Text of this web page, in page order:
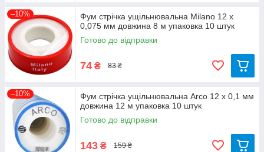
–10%
Фум стрічка ущільнювальна Milano 12 х
0,075 мм довжина 8 м упаковка 10 штук
Готово до відправки
74 ₴ 83 ₴
–10%
Фум стрічка ущільнювальна Arco 12 х 0,1 мм
довжина 12 м упаковка 10 штук
Готово до відправки
143 ₴ 159 ₴